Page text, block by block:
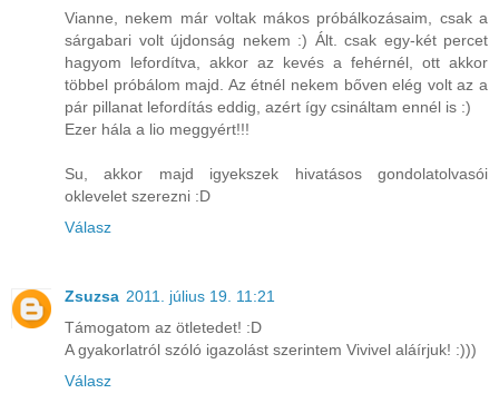
Vianne, nekem már voltak mákos próbálkozásaim, csak a
sárgabari volt újdonság nekem :) Ált. csak egy-két percet
hagyom lefordítva, akkor az kevés a fehérnél, ott akkor
többel próbálom majd. Az étnél nekem bőven elég volt az a
pár pillanat lefordítás eddig, azért így csináltam ennél is :)
Ezer hála a lio meggyért!!!
Su, akkor majd igyekszek hivatásos gondolatolvasói
oklevelet szerezni :D
Válasz
Zsuzsa 2011. július 19. 11:21
Támogatom az ötletedet! :D
A gyakorlatról szóló igazolást szerintem Vivivel aláírjuk! :)))
Válasz